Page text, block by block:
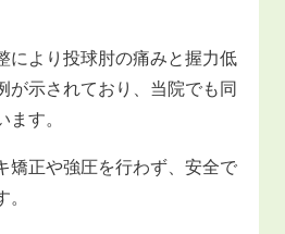
により投球肘の痛みと握力低
が示されており、当院でも同
す。
矯正や強圧を行わず、安全で